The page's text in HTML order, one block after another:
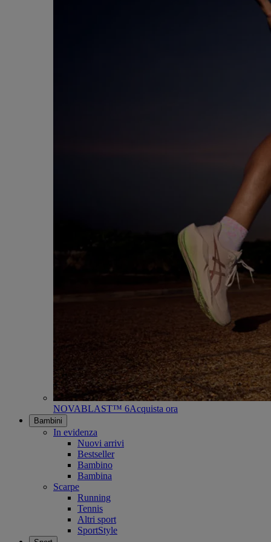
NOVABLAST™ 6Acquista ora
Bambini
In evidenza
Nuovi arrivi
Bestseller
Bambino
Bambina
Scarpe
Running
Tennis
Altri sport
SportStyle